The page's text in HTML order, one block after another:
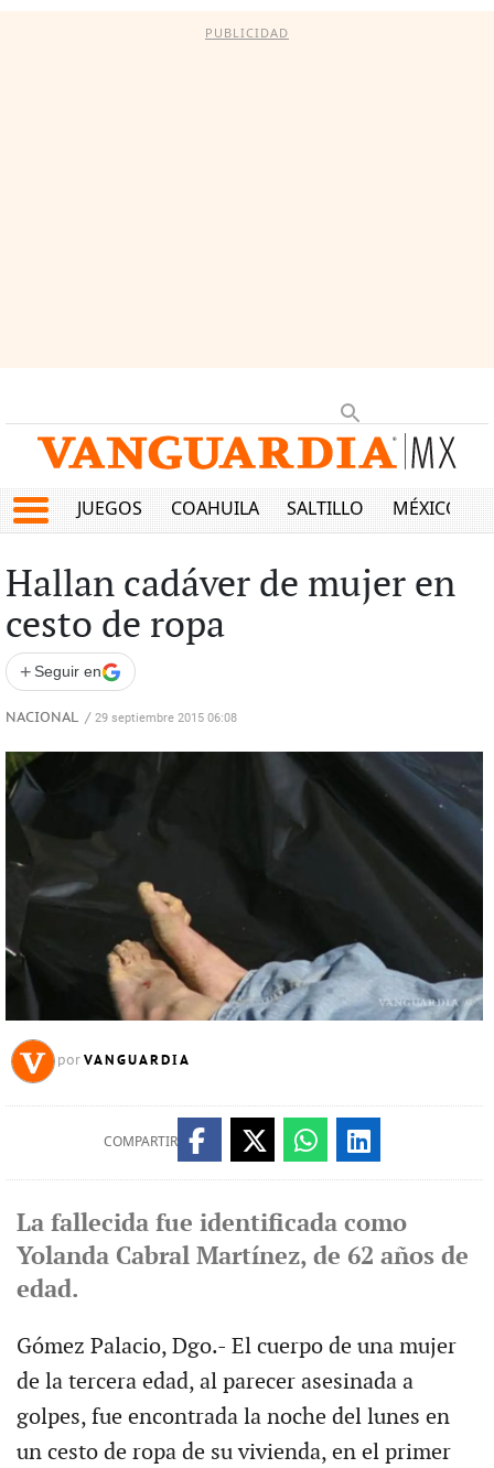
PUBLICIDAD
JUEGOS COAHUILA SALTILLO MÉXICO
Hallan cadáver de mujer en
cesto de ropa
+ Seguir en
NACIONAL / 29 septiembre 2015 06:08
por VANGUARDIA
COMPARTIR
La fallecida fue identificada como
Yolanda Cabral Martínez, de 62 años de
edad.
Gómez Palacio, Dgo.- El cuerpo de una mujer
de la tercera edad, al parecer asesinada a
golpes, fue encontrada la noche del lunes en
un cesto de ropa de su vivienda, en el primer